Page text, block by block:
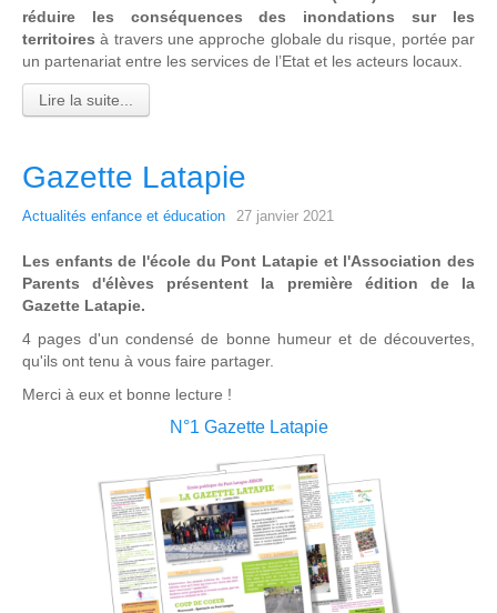
réduire les conséquences des inondations sur les
territoires à travers une approche globale du risque, portée par
un partenariat entre les services de l’Etat et les acteurs locaux.
Lire la suite...
Gazette Latapie
Actualités enfance et éducation 27 janvier 2021
Les enfants de l'école du Pont Latapie et l'Association des
Parents d'élèves présentent la première édition de la
Gazette Latapie.
4 pages d'un condensé de bonne humeur et de découvertes,
qu'ils ont tenu à vous faire partager.
Merci à eux et bonne lecture !
N°1 Gazette Latapie